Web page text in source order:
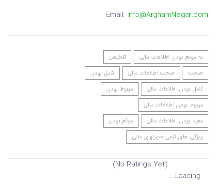
Email: Info@ArghamNegar.com
به موقع بودن اطلاعات مالی
تلخیص
صحت
صحت اطلاعات مالی
کامل بودن
کامل بودن اطلاعات مالی
مربوط بودن
مربوط بودن اطلاعات مالی
مفید بودن اطلاعات مالی
موقع بودن
ویژگی های کیفی صورتهای مالی
(No Ratings Yet)
Loading...